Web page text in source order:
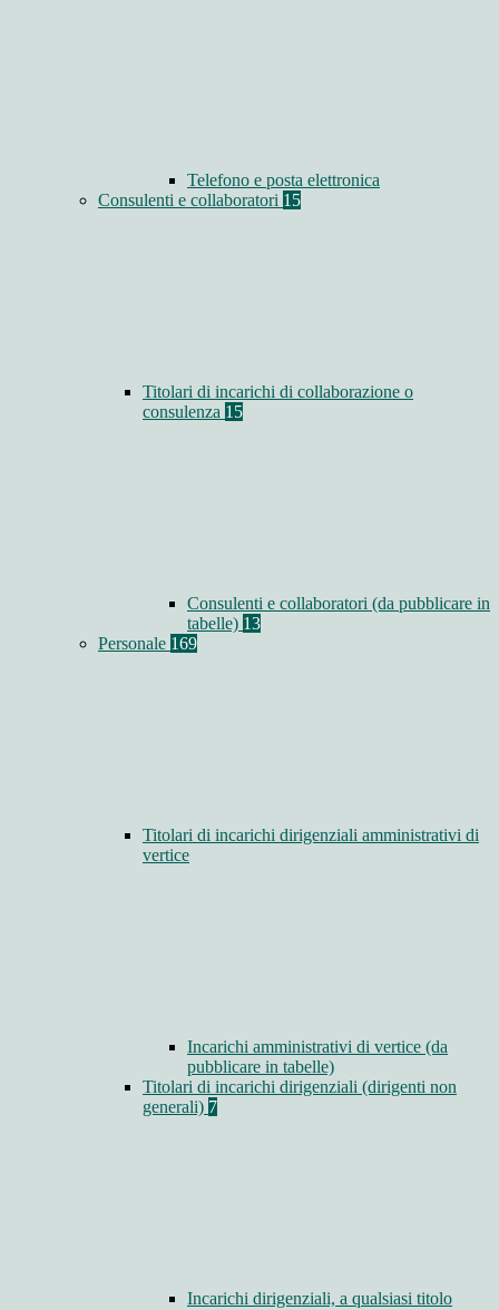
Telefono e posta elettronica
Consulenti e collaboratori 15
Titolari di incarichi di collaborazione o
consulenza 15
Consulenti e collaboratori (da pubblicare in
tabelle) 13
Personale 169
Titolari di incarichi dirigenziali amministrativi di
vertice
Incarichi amministrativi di vertice (da
pubblicare in tabelle)
Titolari di incarichi dirigenziali (dirigenti non
generali) 7
Incarichi dirigenziali, a qualsiasi titolo